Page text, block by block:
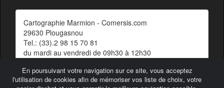
En poursuivant votre navigation sur ce site, vous acceptez
l'utilisation de cookies afin de mémoriser vos liste de choix, votre
Cartographie Marmion - Comersis.com
29630 Plougasnou
Tel.: (33).2 98 15 70 81
du mardi au vendredi de 09h30 à 12h30
Contact